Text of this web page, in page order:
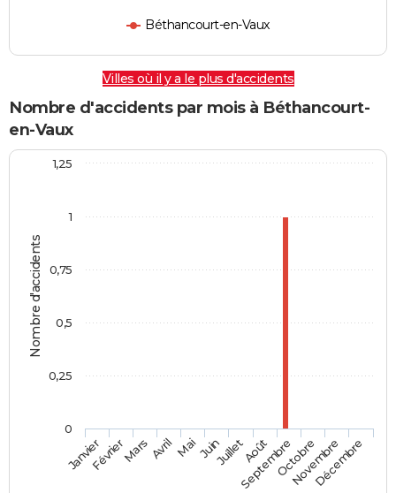
Béthancourt-en-Vaux
Villes où il y a le plus d'accidents
Nombre d'accidents par mois à Béthancourt-
en-Vaux
Nombre d'accidents
JanvierFévrierMars AvrilMaiJuinJuilletAoût
SeptembreOctobre
Novembre
Décembre
0
1
0,25
0,5
0,75
1,25